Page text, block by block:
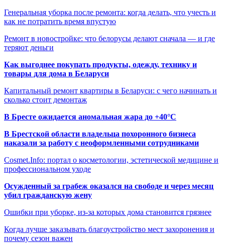
Генеральная уборка после ремонта: когда делать, что учесть и
как не потратить время впустую
Ремонт в новостройке: что белорусы делают сначала — и где
теряют деньги
Как выгоднее покупать продукты, одежду, технику и
товары для дома в Беларуси
Капитальный ремонт квартиры в Беларуси: с чего начинать и
сколько стоит демонтаж
В Бресте ожидается аномальная жара до +40°C
В Брестской области владельца похоронного бизнеса
наказали за работу с неоформленными сотрудниками
Cosmet.Info: портал о косметологии, эстетической медицине и
профессиональном уходе
Осужденный за грабеж оказался на свободе и через месяц
убил гражданскую жену
Ошибки при уборке, из-за которых дома становится грязнее
Когда лучше заказывать благоустройство мест захоронения и
почему сезон важен